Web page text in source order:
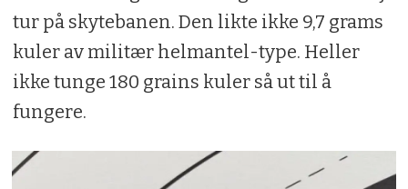
tur på skytebanen. Den likte ikke 9,7 grams
kuler av militær helmantel-type. Heller
ikke tunge 180 grains kuler så ut til å
fungere.